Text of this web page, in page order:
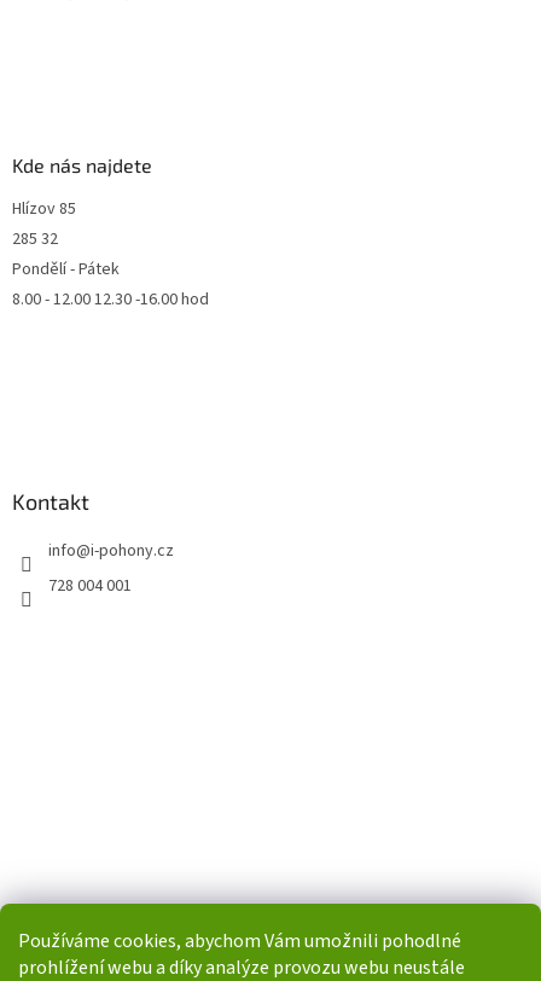
Používáme cookies, abychom Vám umožnili pohodlné
prohlížení webu a díky analýze provozu webu neustále
Kde nás najdete
Hlízov 85
285 32
Pondělí - Pátek
8.00 - 12.00 12.30 -16.00 hod
Kontakt
info@i-pohony.cz
728 004 001